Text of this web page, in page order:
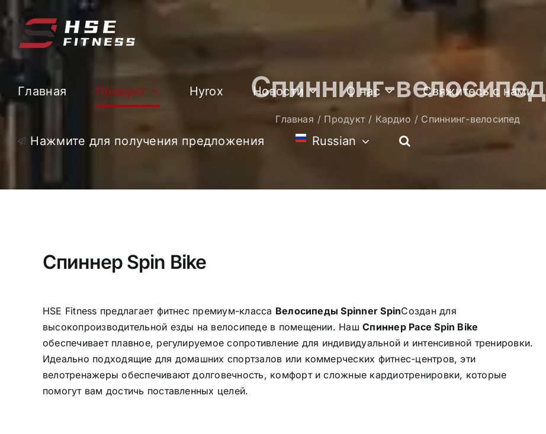
Перейти
к
содержанию
Главная Продукт Hyrox Новости О нас Свяжитесь с нами
Нажмите для получения предложения Russian
Спиннинг-велосипед
Главная Продукт Кардио Спиннинг-велосипед
Спиннер Spin Bike
HSE Fitness предлагает фитнес премиум-класса Велосипеды Spinner SpinСоздан для
высокопроизводительной езды на велосипеде в помещении. НашСпиннер Pace Spin Bike
обеспечивает плавное, регулируемое сопротивление для индивидуальной и интенсивной тренировки.
Идеально подходящие для домашних спортзалов или коммерческих фитнес-центров, эти
велотренажеры обеспечивают долговечность, комфорт и сложные кардиотренировки, которые
помогут вам достичь поставленных целей.